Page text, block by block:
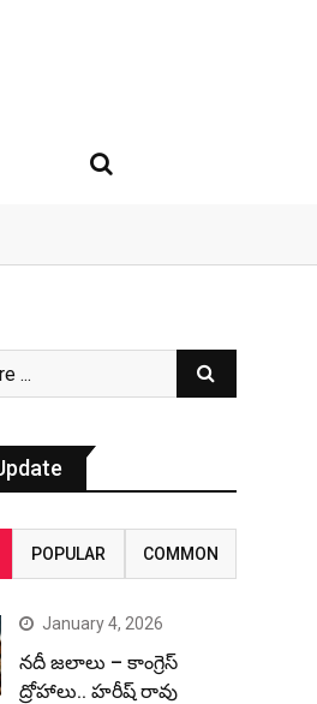
POPULAR COMMON
January 4, 2026
నదీ జలాలు – కాంగ్రెస్
ద్రోహాలు.. హరీష్ రావు